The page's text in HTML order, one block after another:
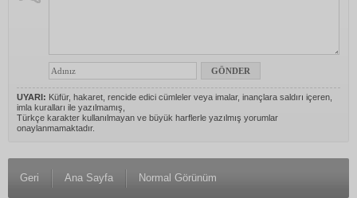
UYARI: Küfür, hakaret, rencide edici cümleler veya imalar, inançlara saldırı içeren,
imla kuralları ile yazılmamış,
Türkçe karakter kullanılmayan ve büyük harflerle yazılmış yorumlar
onaylanmamaktadır.
Geri Ana Sayfa Normal Görünüm